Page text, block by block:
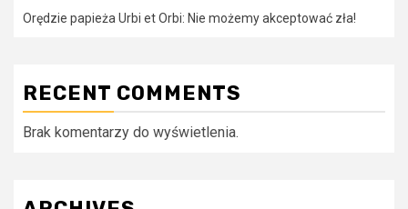
Orędzie papieża Urbi et Orbi: Nie możemy akceptować zła!
RECENT COMMENTS
Brak komentarzy do wyświetlenia.